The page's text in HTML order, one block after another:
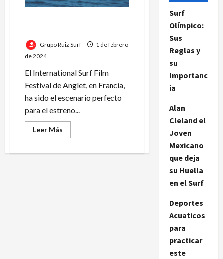
Grupo Ruiz Surf
1 de febrero
de 2024
El International Surf Film
Festival de Anglet, en Francia,
ha sido el escenario perfecto
para el estreno...
Leer Más
más
Femme
Surf
Olímpico:
Sus
Reglas y
su
Importanc
ia
Alan
Cleland el
Joven
Mexicano
que deja
su Huella
en el Surf
Deportes
Acuaticos
para
practicar
este